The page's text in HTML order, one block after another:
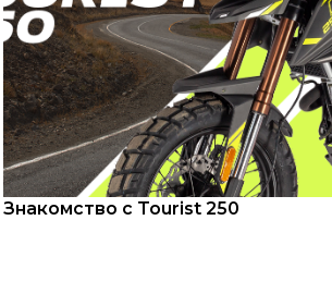
Знакомство с Tourist 250